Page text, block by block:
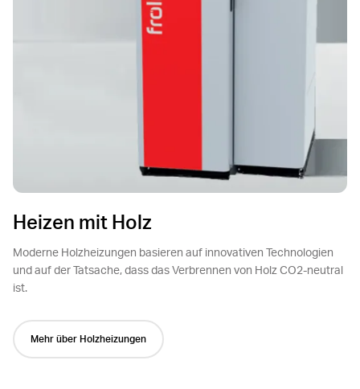
Heizen mit Holz
Moderne Holzheizungen basieren auf innovativen Technologien
und auf der Tatsache, dass das Verbrennen von Holz CO2-neutral
ist.
Mehr über Holzheizungen